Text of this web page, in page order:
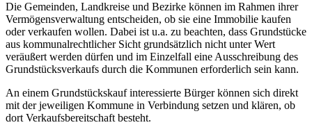
Die Gemeinden, Landkreise und Bezirke können im Rahmen ihrer
Vermögensverwaltung entscheiden, ob sie eine Immobilie kaufen
oder verkaufen wollen. Dabei ist u.a. zu beachten, dass Grundstücke
aus kommunalrechtlicher Sicht grundsätzlich nicht unter Wert
veräußert werden dürfen und im Einzelfall eine Ausschreibung des
Grundstücksverkaufs durch die Kommunen erforderlich sein kann.
An einem Grundstückskauf interessierte Bürger können sich direkt
mit der jeweiligen Kommune in Verbindung setzen und klären, ob
dort Verkaufsbereitschaft besteht.